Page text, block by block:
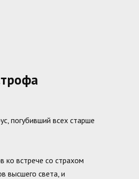
погубивший всех старше
ко встрече со страхом
высшего света, и